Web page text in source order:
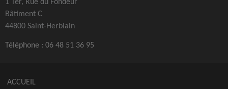
Bâtiment C
44800 Saint-Herblain
Téléphone : 06 48 51 36 95
ACCUEIL